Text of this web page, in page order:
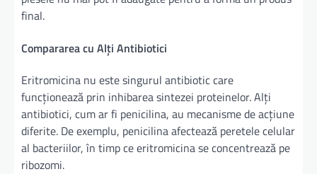
final.
Compararea cu Alți Antibiotici
Eritromicina nu este singurul antibiotic care
funcționează prin inhibarea sintezei proteinelor. Alți
antibiotici, cum ar fi penicilina, au mecanisme de acțiune
diferite. De exemplu, penicilina afectează peretele celular
al bacteriilor, în timp ce eritromicina se concentrează pe
ribozomi.